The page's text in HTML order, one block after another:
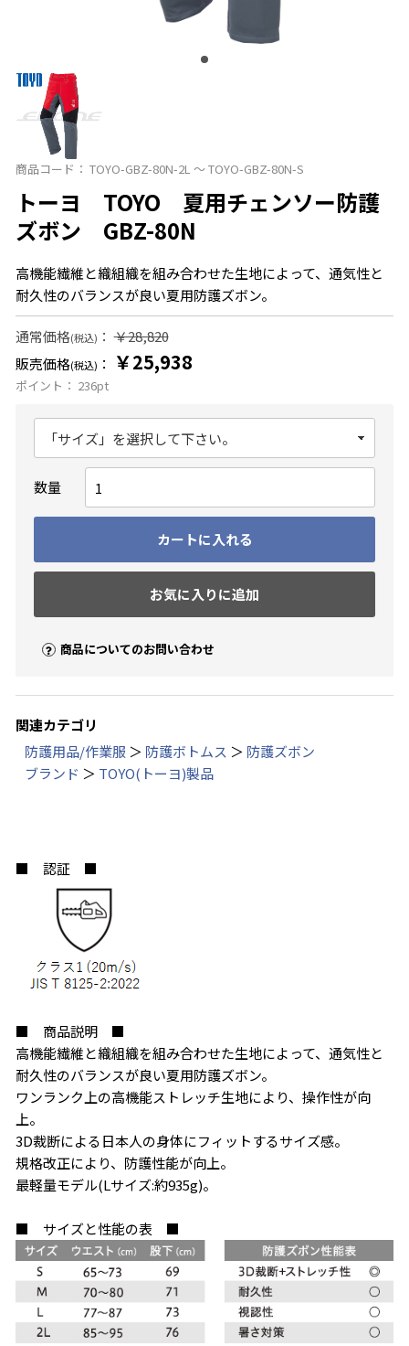
商品コード： TOYO-GBZ-80N-2L ～ TOYO-GBZ-80N-S
トーヨ TOYO 夏用チェンソー防護
ズボン GBZ-80N
高機能繊維と織組織を組み合わせた生地によって、通気性と
耐久性のバランスが良い夏用防護ズボン。
通常価格(税込) ：￥28,820
販売価格(税込) ： ￥25,938
ポイント： 236pt
数量
カートに入れる
お気に入りに追加
商品についてのお問い合わせ
お買い物を続ける カートへ進む
関連カテゴリ
防護用品/作業服 ＞ 防護ボトムス ＞ 防護ズボン
ブランド ＞ TOYO(トーヨ)製品
■ 認証 ■
■ 商品説明 ■
高機能繊維と織組織を組み合わせた生地によって、通気性と
耐久性のバランスが良い夏用防護ズボン。
ワンランク上の高機能ストレッチ生地により、操作性が向
上。
3D裁断による日本人の身体にフィットするサイズ感。
規格改正により、防護性能が向上。
最軽量モデル(Lサイズ:約935g)。
■ サイズと性能の表 ■